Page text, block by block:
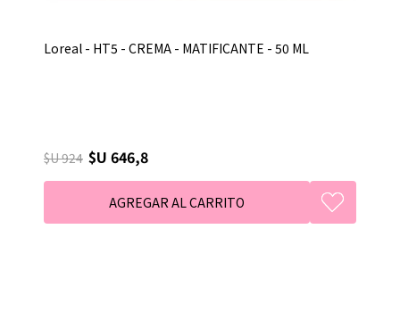
Loreal - HT5 - CREMA - MATIFICANTE - 50 ML
$U 924 $U 646,8